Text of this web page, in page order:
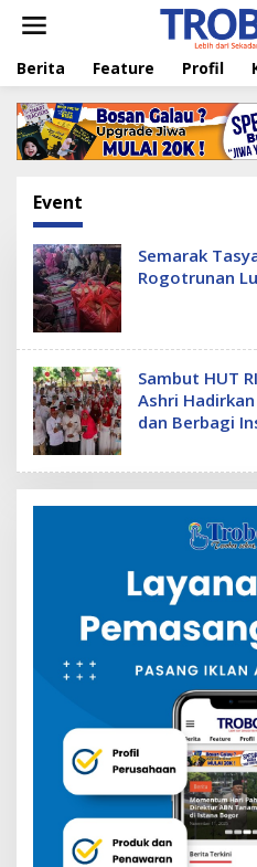
t
Berita Feature Profil
Event
Semarak
Rogotrunan
Sambut HUT
Ashri
dan Berbagi